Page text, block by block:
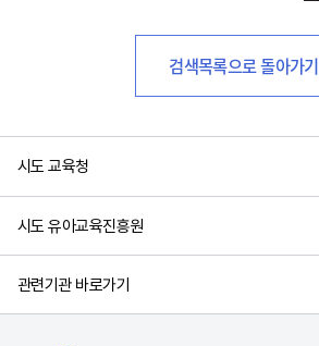
검색목록으로 돌아가기
시도 교육청
시도 유아교육진흥원
관련기관 바로가기